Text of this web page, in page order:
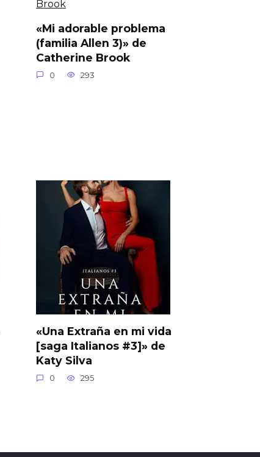
«Mi adorable problema
(familia Allen 3)» de
Catherine Brook
0 293
«Una Extraña en mi vida
[saga Italianos #3]» de
Katy Silva
0 295